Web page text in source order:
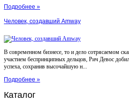
Подробнее »
Человек, создавший Amway
В современном бизнесе, то и дело сотрясаемом
участием беспринципных дельцов, Рич Девос
успеха, сохранив высочайшую н...
Подробнее »
Каталог